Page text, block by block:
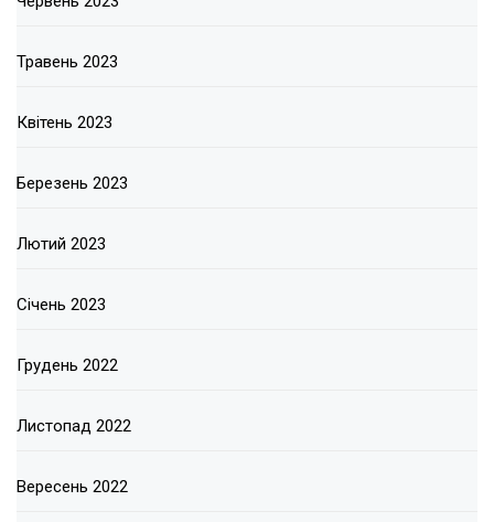
Травень 2023
Квітень 2023
Березень 2023
Лютий 2023
Січень 2023
Грудень 2022
Листопад 2022
Вересень 2022